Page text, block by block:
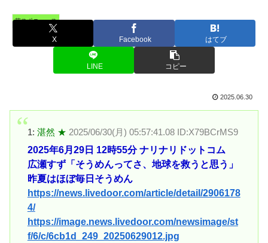
芸スポニュース
X Facebook はてブ
LINE コピー
2025.06.30
1: 湛然 ★ 2025/06/30(月) 05:57:41.08 ID:X79BCrMS9
2025年6月29日 12時55分 ナリナリドットコム
広瀬すず「そうめんってさ、地球を救うと思う」
昨夏はほぼ毎日そうめん
https://news.livedoor.com/article/detail/2906178
4/
https://image.news.livedoor.com/newsimage/st
f/6/c/6cb1d_249_20250629012.jpg